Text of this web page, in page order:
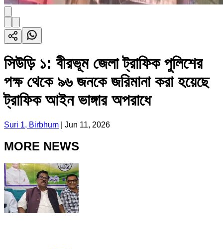
সিউড়ি ১: বীরভূম জেলা ট্রাফিক পুলিশের
পক্ষ থেকে ৯৬ জনকে জরিমানা করা হয়েছে
ট্রাফিক আইন ভাঙ্গার অপরাধে
Suri 1, Birbhum Jun 11, 2026
MORE NEWS